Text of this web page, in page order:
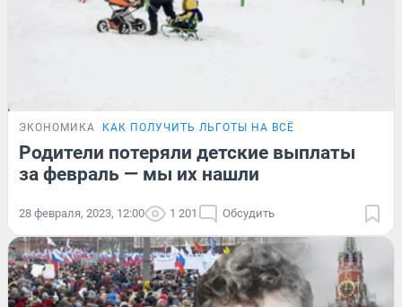
ЭКОНОМИКА КАК ПОЛУЧИТЬ ЛЬГОТЫ НА ВСЁ
Родители потеряли детские выплаты
за февраль — мы их нашли
28 февраля, 2023, 12:00 1 201 Обсудить